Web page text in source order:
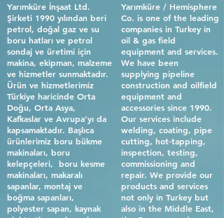
Yarımküre İnşaat Ltd.
Şirketi 1990 yılından beri
petrol, doğal gaz ve su
boru hatları ve petrol
sondaj ve üretimi için
makina, ekipman, malzeme
ve hizmetler sunmaktadır.
Ürün ve hizmetlerimiz
Türkiye haricinde Orta
Doğu, Orta Asya,
Kafkaslar ve Avrupa'yı da
kapsamaktadır. Başlıca
ürünlerimiz boru bükme
makinaları, boru
kelepçeleri, boru kesme
makinaları, makaralı
sapanlar, montaj ve
boğma sapanları,
polyester sapan, kaynak
Yarımküre / Hemisphere
Co. is one of the leading
companies in Turkey in
oil & gas field
equipment and services.
We have been
supplying pipeline
construction and oilfield
equipment and
accessories since 1990.
Our services include
welding, coating, pipe
cutting, hot-tapping,
inspection, testing,
commissioning and
repair. We provide our
products and services
not only in Turkey but
also in the Middle East,